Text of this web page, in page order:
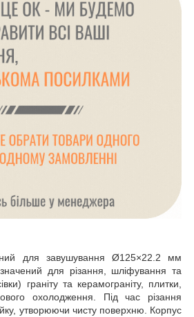
для завушування Ø125×22.2 мм
для різання, шліфування та
граніту та керамограніту, плитки,
охолодження. Під час різання
утворюючи чисту поверхню. Корпус